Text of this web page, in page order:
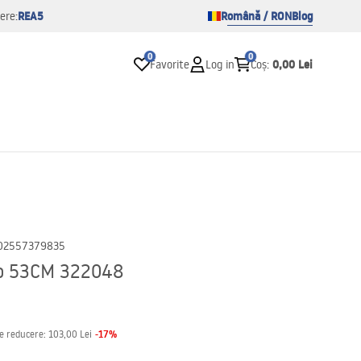
REA5 Română / RONBlog
0
Favorite Log in
0
Coș: 0,00 Lei
53CM 322048
reducere: 103,00 Lei -17%